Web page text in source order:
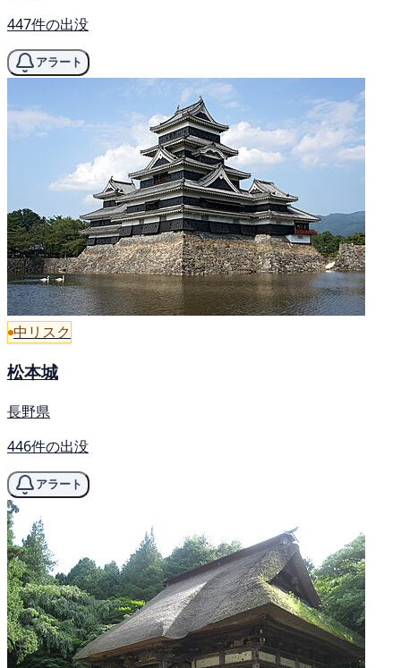
447件の出没
アラート
中リスク
松本城
長野県
446件の出没
アラート